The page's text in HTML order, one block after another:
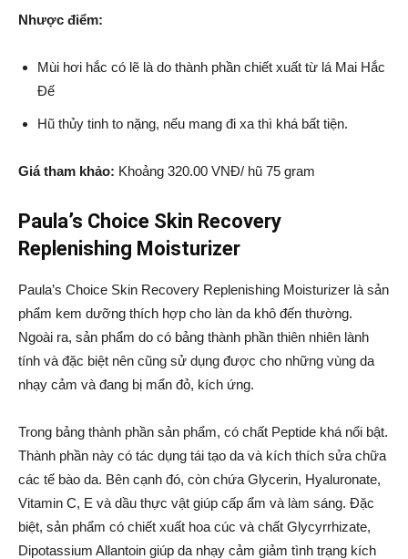
Nhược điểm:
Mùi hơi hắc có lẽ là do thành phần chiết xuất từ lá Mai Hắc
Đế
Hũ thủy tinh to nặng, nếu mang đi xa thì khá bất tiện.
Giá tham khảo: Khoảng 320.00 VNĐ/ hũ 75 gram
Paula’s Choice Skin Recovery
Replenishing Moisturizer
Paula’s Choice Skin Recovery Replenishing Moisturizer là sản
phẩm kem dưỡng thích hợp cho làn da khô đến thường.
Ngoài ra, sản phẩm do có bảng thành phần thiên nhiên lành
tính và đặc biệt nên cũng sử dụng được cho những vùng da
nhạy cảm và đang bị mẩn đỏ, kích ứng.
Trong bảng thành phần sản phẩm, có chất Peptide khá nổi bật.
Thành phần này có tác dụng tái tạo da và kích thích sửa chữa
các tế bào da. Bên cạnh đó, còn chứa Glycerin, Hyaluronate,
Vitamin C, E và dầu thực vật giúp cấp ẩm và làm sáng. Đặc
biệt, sản phẩm có chiết xuất hoa cúc và chất Glycyrrhizate,
Dipotassium Allantoin giúp da nhạy cảm giảm tình trạng kích